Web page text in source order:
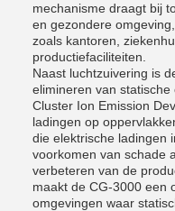
mechanisme draagt bij
en gezondere
zoals kantoren,
productiefaciliteiten.
Naast luchtzuivering is
elimineren van
Cluster Ion Emission
ladingen op
die elektrische ladingen
voorkomen van schade
verbeteren van de
maakt de CG-3000 een
omgevingen waar